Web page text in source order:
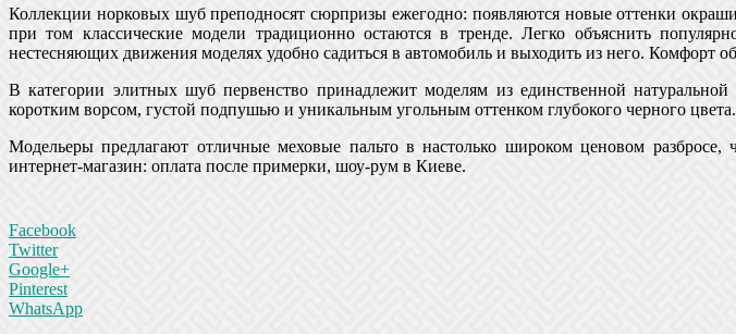
Коллекции норковых шуб преподносят сюрпризы ежегодно: появляются новые оттенки
при том классические модели традиционно остаются в тренде. Легко объяснить
нестесняющих движения моделях удобно садиться в автомобиль и выходить из него. Комфорт
В категории элитных шуб первенство принадлежит моделям из единственной
коротким ворсом, густой подпушью и уникальным угольным оттенком глубокого черного
Модельеры предлагают отличные меховые пальто в настолько широком ценовом
интернет-магазин: оплата после примерки, шоу-рум в Киеве.
Facebook
Twitter
Google+
Pinterest
WhatsApp